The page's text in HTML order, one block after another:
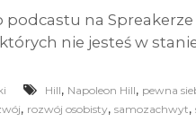
podcastu na
nie jesteś w
Hill, Napoleon Hill, pewna
, rozwój osobisty, samozachwyt,